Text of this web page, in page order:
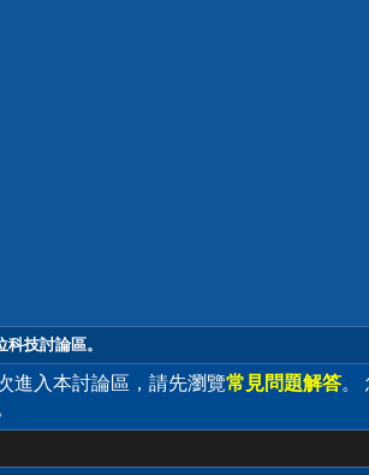
技討論區。
進入本討論區，請先瀏覽常見問題解答。